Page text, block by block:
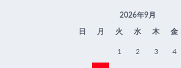
2026年9月
日 月 火 水 木 金
1 2 3 4